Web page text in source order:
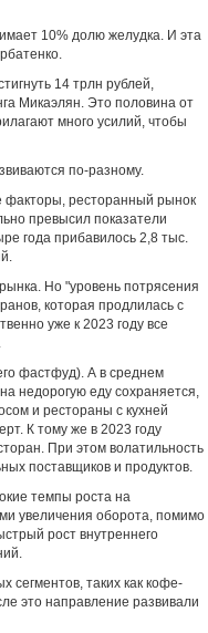
10% долю желудка. И эта
14 трлн рублей,
Микаэлян. Это половина от
много усилий, чтобы
по-разному.
факторы, ресторанный рынок
превысил показатели
года прибавилось 2,8 тыс.
Но "уровень потрясения
которая продлилась с
уже к 2023 году все
фастфуд). А в среднем
недорогую еду сохраняется,
и рестораны с кухней
К тому же в 2023 году
При этом волатильность
поставщиков и продуктов.
темпы роста на
увеличения оборота, помимо
рост внутреннего
сегментов, таких как кофе-
это направление развивали